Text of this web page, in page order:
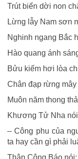
Trút biển dời non
Lừng lẫy Nam sơn
Nghinh ngang Bắc
Hào quang ánh
Bửu kiếm hơi lòa
Chân đạp rừng
Muôn năm thong
Khương Tử Nha
– Công phu của
ta hay cần gì phải
Thân Công Báo nói: